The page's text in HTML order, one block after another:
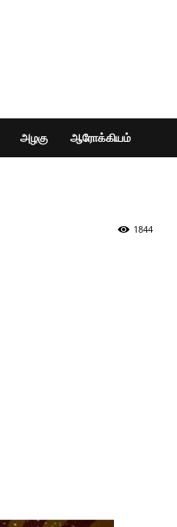
அழகு ஆரோக்கியம்
1844